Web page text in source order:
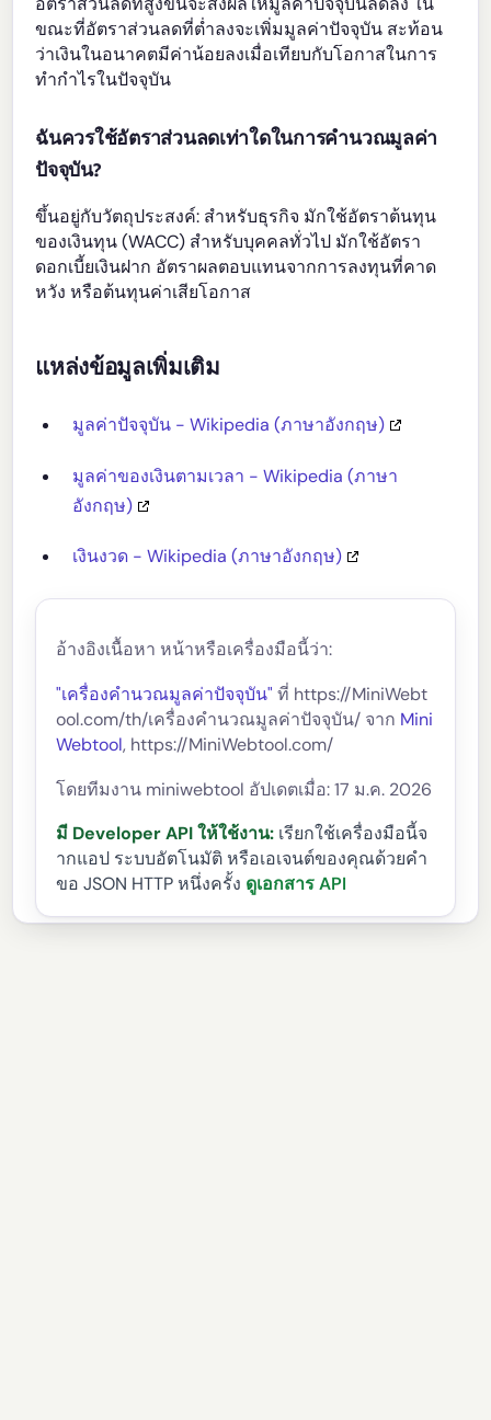
ขณะที่อัตราส่วนลดที่ต่ำลงจะเพิ่มมูลค่าปัจจุบัน สะท้อน
ว่าเงินในอนาคตมีค่าน้อยลงเมื่อเทียบกับโอกาสในการ
ทำกำไรในปัจจุบัน
ฉันควรใช้อัตราส่วนลดเท่าใดในการคำนวณมูลค่า
ปัจจุบัน?
ขึ้นอยู่กับวัตถุประสงค์: สำหรับธุรกิจ มักใช้อัตราต้นทุน
ของเงินทุน (WACC) สำหรับบุคคลทั่วไป มักใช้อัตรา
ดอกเบี้ยเงินฝาก อัตราผลตอบแทนจากการลงทุนที่คาด
หวัง หรือต้นทุนค่าเสียโอกาส
แหล่งข้อมูลเพิ่มเติม
มูลค่าปัจจุบัน - Wikipedia (ภาษาอังกฤษ)
มูลค่าของเงินตามเวลา - Wikipedia (ภาษา
อังกฤษ)
เงินงวด - Wikipedia (ภาษาอังกฤษ)
อ้างอิงเนื้อหา หน้าหรือเครื่องมือนี้ว่า:
"เครื่องคำนวณมูลค่าปัจจุบัน" ที่ https://MiniWebt
ool.com/th/เครื่องคำนวณมูลค่าปัจจุบัน/ จาก Mini
Webtool, https://MiniWebtool.com/
โดยทีมงาน miniwebtool อัปเดตเมื่อ: 17 ม.ค. 2026
มี Developer API ให้ใช้งาน: เรียกใช้เครื่องมือนี้จ
ากแอป ระบบอัตโนมัติ หรือเอเจนต์ของคุณด้วยคำ
ขอ JSON HTTP หนึ่งครั้ง ดูเอกสาร API